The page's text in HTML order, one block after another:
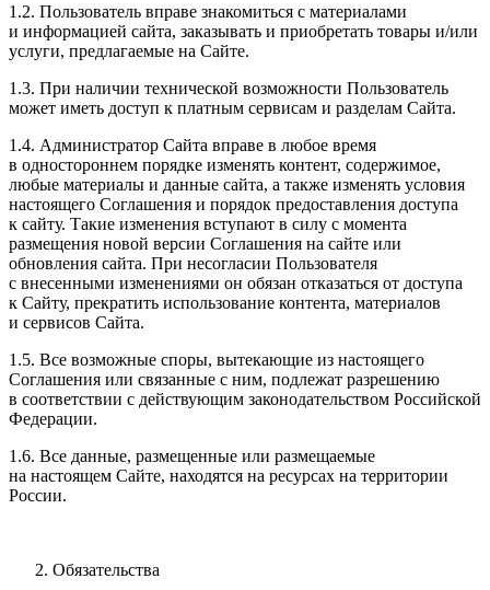
1.2. Пользователь вправе знакомиться с материалами
и информацией сайта, заказывать и приобретать товары и/или
услуги, предлагаемые на Сайте.
1.3. При наличии технической возможности Пользователь
может иметь доступ к платным сервисам и разделам Сайта.
1.4. Администратор Сайта вправе в любое время
в одностороннем порядке изменять контент, содержимое,
любые материалы и данные сайта, а также изменять условия
настоящего Соглашения и порядок предоставления доступа
к сайту. Такие изменения вступают в силу с момента
размещения новой версии Соглашения на сайте или
обновления сайта. При несогласии Пользователя
с внесенными изменениями он обязан отказаться от доступа
к Сайту, прекратить использование контента, материалов
и сервисов Сайта.
1.5. Все возможные споры, вытекающие из настоящего
Соглашения или связанные с ним, подлежат разрешению
в соответствии с действующим законодательством Российской
Федерации.
1.6. Все данные, размещенные или размещаемые
на настоящем Сайте, находятся на ресурсах на территории
России.
Обязательства